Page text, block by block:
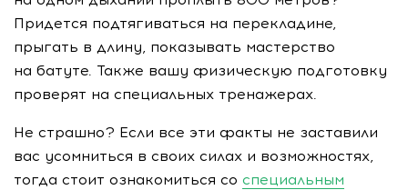
Придется подтягиваться на перекладине,
прыгать в длину, показывать мастерство
на батуте. Также вашу физическую подготовку
проверят на специальных тренажерах.
Не страшно? Если все эти факты не заставили
вас усомниться в своих силах и возможностях,
тогда стоит ознакомиться со специальным